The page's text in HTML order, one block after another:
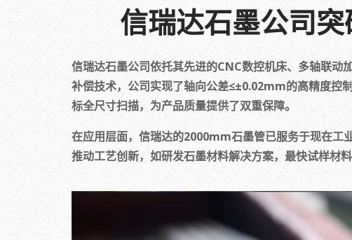
信瑞达石墨公司
信瑞达石墨公司依托其先进的CNC数控机床、多轴联
补偿技术，公司实现了轴向公差≤±0.02mm的高精度控
标全尺寸扫描，为产品质量提供了双重保障。
在应用层面，信瑞达的2000mm石墨管已服务于现在工
推动工艺创新，如研发石墨材料解决方案，最快试样材